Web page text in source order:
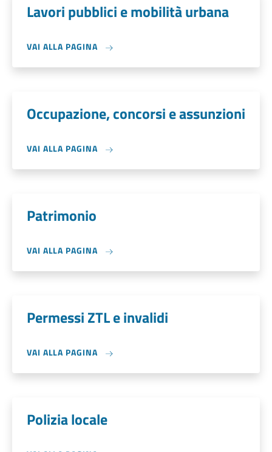
Lavori pubblici e mobilità urbana
VAI ALLA PAGINA
Occupazione, concorsi e assunzioni
VAI ALLA PAGINA
Patrimonio
VAI ALLA PAGINA
Permessi ZTL e invalidi
VAI ALLA PAGINA
Polizia locale